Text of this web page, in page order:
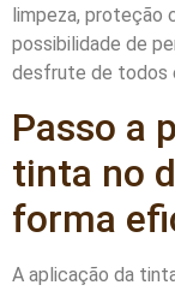
limpeza, proteção
possibilidade de
desfrute de todos
Passo a
tinta no
forma
A aplicação da